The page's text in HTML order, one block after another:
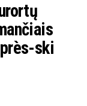
ski